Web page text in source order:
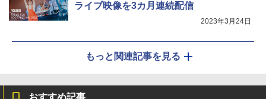
ライブ映像を3カ月連続配信
2023年3月24日
もっと関連記事を見る